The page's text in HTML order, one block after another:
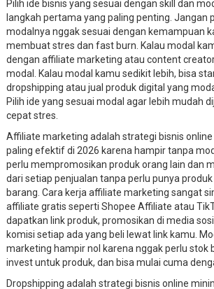
Pilih ide bisnis yang sesuai dengan skill dan
langkah pertama yang paling penting. Jangan
modalnya nggak sesuai dengan kemampuan
membuat stres dan fast burn. Kalau modal
dengan affiliate marketing atau content
modal. Kalau modal kamu sedikit lebih, bisa
dropshipping atau jual produk digital yang
Pilih ide yang sesuai modal agar lebih mudah
cepat stres.
Affiliate marketing adalah strategi bisnis
paling efektif di 2026 karena hampir tanpa
perlu mempromosikan produk orang lain dan
dari setiap penjualan tanpa perlu punya
barang. Cara kerja affiliate marketing sangat
affiliate gratis seperti Shopee Affiliate atau
dapatkan link produk, promosikan di media
komisi setiap ada yang beli lewat link kamu.
marketing hampir nol karena nggak perlu stok
invest untuk produk, dan bisa mulai cuma
Dropshipping adalah strategi bisnis online